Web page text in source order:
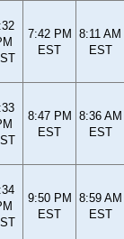
7:42 PM
EST
8:11 AM
EST
8:47 PM
EST
8:36 AM
EST
9:50 PM
EST
8:59 AM
EST